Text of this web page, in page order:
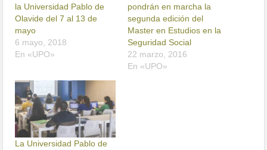
la Universidad Pablo de
Olavide del 7 al 13 de
mayo
6 mayo, 2018
En «UPO»
pondrán en marcha la
segunda edición del
Master en Estudios en la
Seguridad Social
22 marzo, 2016
En «UPO»
La Universidad Pablo de